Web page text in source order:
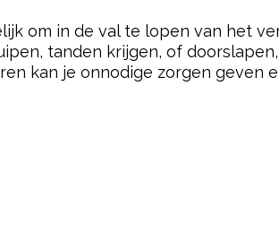
om in de val te lopen van het
tanden krijgen, of
kan je onnodige zorgen geven